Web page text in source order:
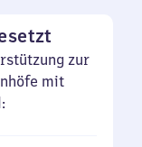
zur
mit